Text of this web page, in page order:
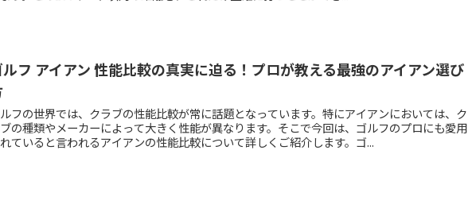
ルフ アイアン 性能比較の真実に迫る！プロが教える最強のアイアン選び
フの世界では、クラブの性能比較が常に話題となっています。特にアイアンにおいては、ク
の種類やメーカーによって大きく性能が異なります。そこで今回は、ゴルフのプロにも愛用
ていると言われるアイアンの性能比較について詳しくご紹介します。ゴ...